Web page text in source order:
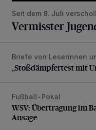
Seit dem 8. Juli
Vermisster
„Stoßdämpfertest mit
Briefe von Leserinnen
„Stoßdämpfertest mit
WSV: Übertragung im
Fußball-Pokal
WSV: Übertragung im
Ansage